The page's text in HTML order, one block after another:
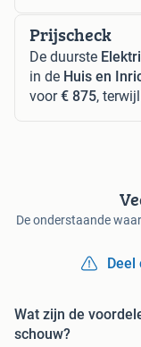
Prijscheck
De duurste
in de Huis en
voor€ 875,
De onderstaande
Deel
Wat zijn de
schouw?